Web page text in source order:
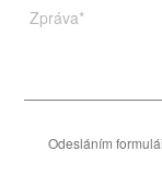
Zpráva*
Odesláním